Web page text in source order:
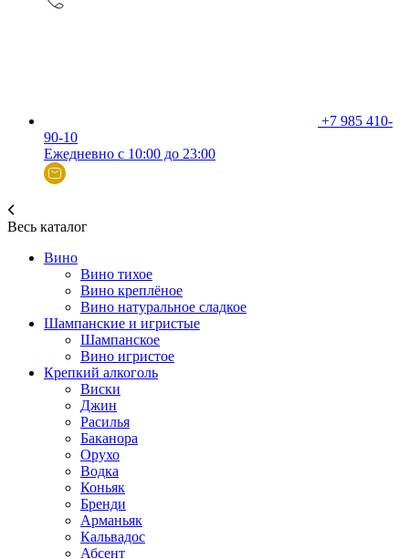
+7 985 410-
90-10
Ежедневно с 10:00 до 23:00
Весь каталог
Вино
Вино тихое
Вино креплёное
Вино натуральное сладкое
Шампанские и игристые
Шампанское
Вино игристое
Крепкий алкоголь
Виски
Джин
Расилья
Баканора
Орухо
Водка
Коньяк
Бренди
Арманьяк
Кальвадос
Абсент